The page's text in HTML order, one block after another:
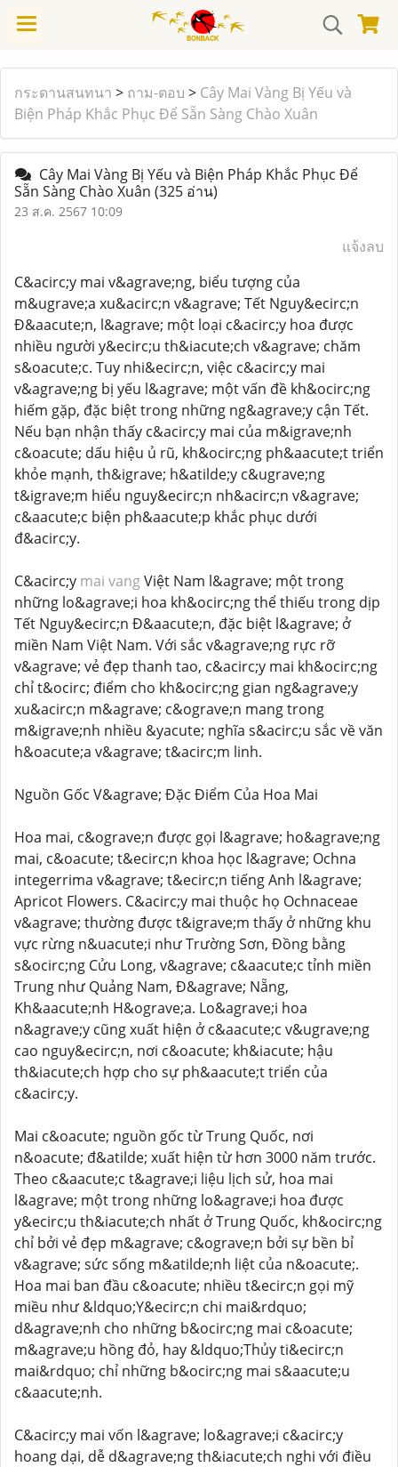
กระดานสนทนา > ถาม-ตอบ > Cây Mai Vàng Bị Yếu và
Biện Pháp Khắc Phục Để Sẵn Sàng Chào Xuân
Cây Mai Vàng Bị Yếu và Biện Pháp Khắc Phục Để
Sẵn Sàng Chào Xuân (325 อ่าน)
23 ส.ค. 2567 10:09
แจ้งลบ
C&acirc;y mai v&agrave;ng, biểu tượng của
m&ugrave;a xu&acirc;n v&agrave; Tết Nguy&ecirc;n
Đ&aacute;n, l&agrave; một loại c&acirc;y hoa được
nhiều người y&ecirc;u th&iacute;ch v&agrave; chăm
s&oacute;c. Tuy nhi&ecirc;n, việc c&acirc;y mai
v&agrave;ng bị yếu l&agrave; một vấn đề kh&ocirc;ng
hiếm gặp, đặc biệt trong những ng&agrave;y cận Tết.
Nếu bạn nhận thấy c&acirc;y mai của m&igrave;nh
c&oacute; dấu hiệu ủ rũ, kh&ocirc;ng ph&aacute;t triển
khỏe mạnh, th&igrave; h&atilde;y c&ugrave;ng
t&igrave;m hiểu nguy&ecirc;n nh&acirc;n v&agrave;
c&aacute;c biện ph&aacute;p khắc phục dưới
đ&acirc;y.
C&acirc;y mai vangViệt Nam l&agrave; một trong
những lo&agrave;i hoa kh&ocirc;ng thể thiếu trong dịp
Tết Nguy&ecirc;n Đ&aacute;n, đặc biệt l&agrave; ở
miền Nam Việt Nam. Với sắc v&agrave;ng rực rỡ
v&agrave; vẻ đẹp thanh tao, c&acirc;y mai kh&ocirc;ng
chỉ t&ocirc; điểm cho kh&ocirc;ng gian ng&agrave;y
xu&acirc;n m&agrave; c&ograve;n mang trong
m&igrave;nh nhiều &yacute; nghĩa s&acirc;u sắc về văn
h&oacute;a v&agrave; t&acirc;m linh.
Nguồn Gốc V&agrave; Đặc Điểm Của Hoa Mai
Hoa mai, c&ograve;n được gọi l&agrave; ho&agrave;ng
mai, c&oacute; t&ecirc;n khoa học l&agrave; Ochna
integerrima v&agrave; t&ecirc;n tiếng Anh l&agrave;
Apricot Flowers. C&acirc;y mai thuộc họ Ochnaceae
v&agrave; thường được t&igrave;m thấy ở những khu
vực rừng n&uacute;i như Trường Sơn, Đồng bằng
s&ocirc;ng Cửu Long, v&agrave; c&aacute;c tỉnh miền
Trung như Quảng Nam, Đ&agrave; Nẵng,
Kh&aacute;nh H&ograve;a. Lo&agrave;i hoa
n&agrave;y cũng xuất hiện ở c&aacute;c v&ugrave;ng
cao nguy&ecirc;n, nơi c&oacute; kh&iacute; hậu
th&iacute;ch hợp cho sự ph&aacute;t triển của
c&acirc;y.
Mai c&oacute; nguồn gốc từ Trung Quốc, nơi
n&oacute; đ&atilde; xuất hiện từ hơn 3000 năm trước.
Theo c&aacute;c t&agrave;i liệu lịch sử, hoa mai
l&agrave; một trong những lo&agrave;i hoa được
y&ecirc;u th&iacute;ch nhất ở Trung Quốc, kh&ocirc;ng
chỉ bởi vẻ đẹp m&agrave; c&ograve;n bởi sự bền bỉ
v&agrave; sức sống m&atilde;nh liệt của n&oacute;.
Hoa mai ban đầu c&oacute; nhiều t&ecirc;n gọi mỹ
miều như &ldquo;Y&ecirc;n chi mai&rdquo;
d&agrave;nh cho những b&ocirc;ng mai c&oacute;
m&agrave;u hồng đỏ, hay &ldquo;Thủy ti&ecirc;n
mai&rdquo; chỉ những b&ocirc;ng mai s&aacute;u
c&aacute;nh.
C&acirc;y mai vốn l&agrave; lo&agrave;i c&acirc;y
hoang dại, dễ d&agrave;ng th&iacute;ch nghi với điều